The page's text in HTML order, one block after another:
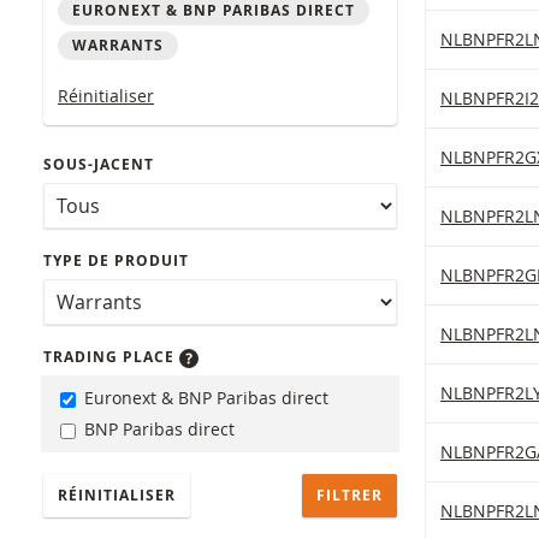
EURONEXT & BNP PARIBAS DIRECT
WARRANTS
Réinitialiser
SOUS-JACENT
TYPE DE PRODUIT
TRADING PLACE
Euronext & BNP Paribas direct
BNP Paribas direct
RÉINITIALISER
Dow Jones
Dow Jones
Dow Jones
Dow Jones
Dow Jones
Dow Jones
Dow Jones
Dow Jones
Dow Jones